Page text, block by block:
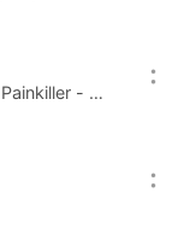
Misty Blue / 4/4 Sentimental Painkiller - 겨울은 봄의 심장